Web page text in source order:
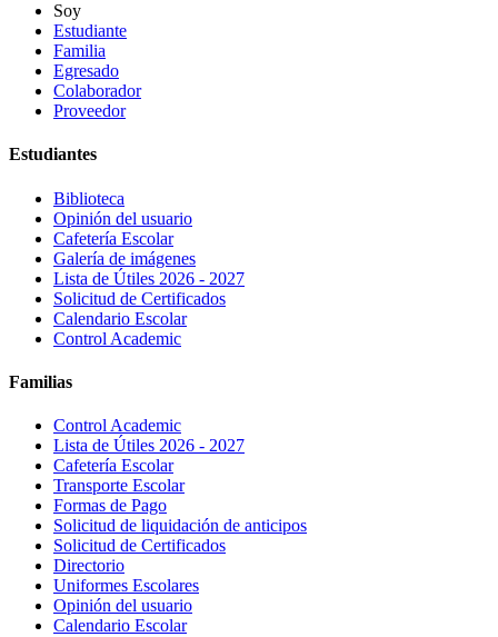
Soy
Estudiante
Familia
Egresado
Colaborador
Proveedor
Estudiantes
Biblioteca
Opinión del usuario
Cafetería Escolar
Galería de imágenes
Lista de Útiles 2026 - 2027
Solicitud de Certificados
Calendario Escolar
Control Academic
Familias
Control Academic
Lista de Útiles 2026 - 2027
Cafetería Escolar
Transporte Escolar
Formas de Pago
Solicitud de liquidación de anticipos
Solicitud de Certificados
Directorio
Uniformes Escolares
Opinión del usuario
Calendario Escolar